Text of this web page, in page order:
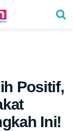
Positif,
Ini!